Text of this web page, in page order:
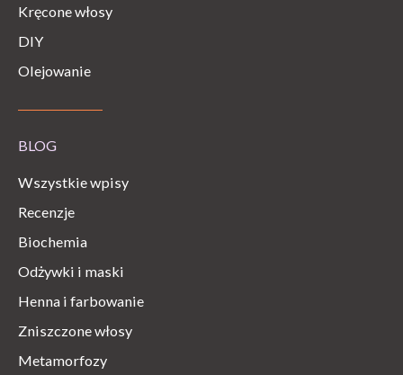
Kręcone włosy
DIY
Olejowanie
BLOG
Wszystkie wpisy
Recenzje
Biochemia
Odżywki i maski
Henna i farbowanie
Zniszczone włosy
Metamorfozy